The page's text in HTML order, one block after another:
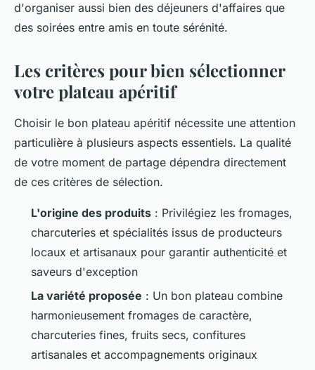
d'organiser aussi bien des déjeuners d'affaires que
des soirées entre amis en toute sérénité.
Les critères pour bien sélectionner
votre plateau apéritif
Choisir le bon plateau apéritif nécessite une attention
particulière à plusieurs aspects essentiels. La qualité
de votre moment de partage dépendra directement
de ces critères de sélection.
L'origine des produits : Privilégiez les fromages,
charcuteries et spécialités issus de producteurs
locaux et artisanaux pour garantir authenticité et
saveurs d'exception
La variété proposée : Un bon plateau combine
harmonieusement fromages de caractère,
charcuteries fines, fruits secs, confitures
artisanales et accompagnements originaux